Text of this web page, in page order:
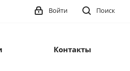
Поиск
Войти
Контакты